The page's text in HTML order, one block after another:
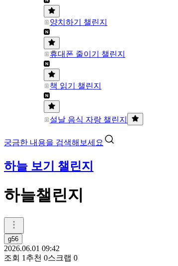
양치하기 챌린지
휴대폰 줄이기 챌린지
책 읽기 챌린지
설날 음식 자랑 챌린지
궁금한 내용을 검색해보세요
하늘 보기 챌린지
하늘챌린지
g56
2026.06.01 09:42
조회 1 추천 0스크랩 0